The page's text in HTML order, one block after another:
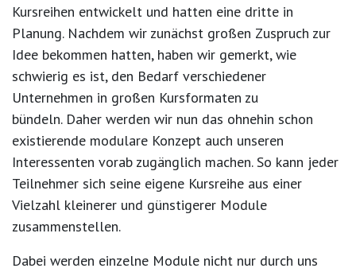
Kursreihen entwickelt und hatten eine dritte in
Planung. Nachdem wir zunächst großen Zuspruch zur
Idee bekommen hatten, haben wir gemerkt, wie
schwierig es ist, den Bedarf verschiedener
Unternehmen in großen Kursformaten zu
bündeln. Daher werden wir nun das ohnehin schon
existierende modulare Konzept auch unseren
Interessenten vorab zugänglich machen. So kann jeder
Teilnehmer sich seine eigene Kursreihe aus einer
Vielzahl kleinerer und günstigerer Module
zusammenstellen.
Dabei werden einzelne Module nicht nur durch uns